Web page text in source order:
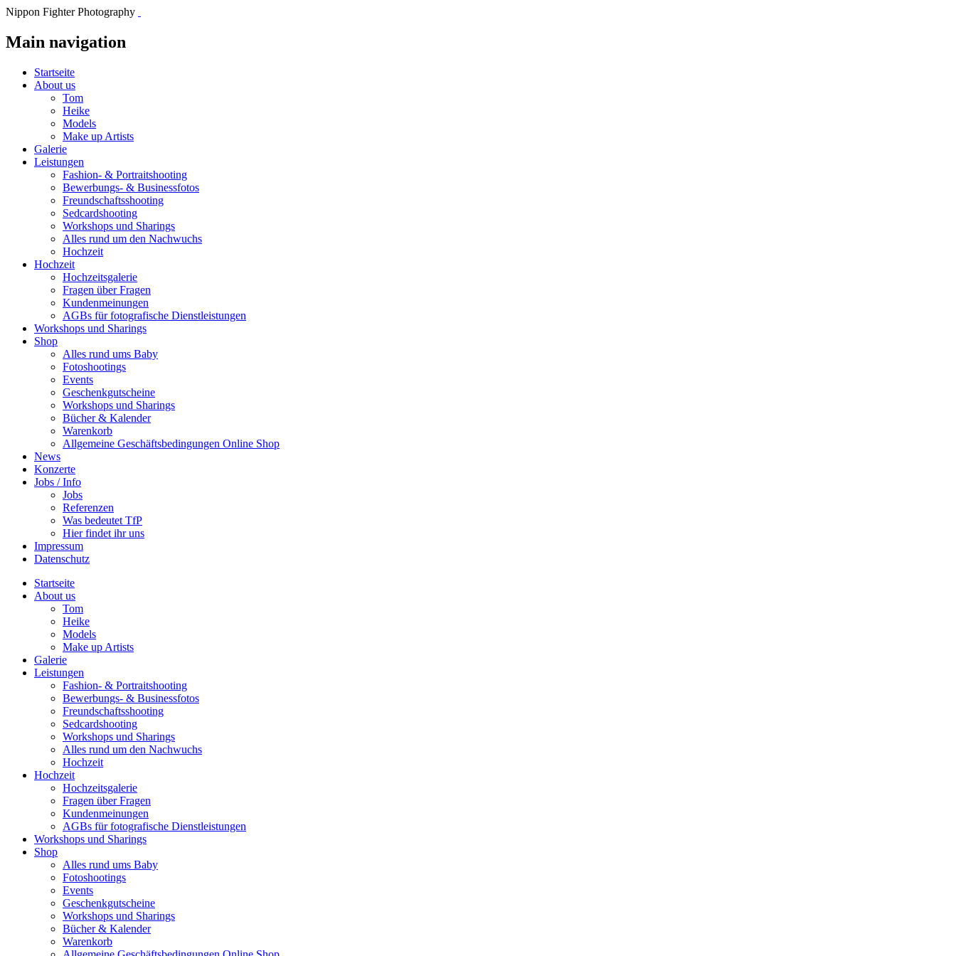
Nippon Fighter Photography
Main navigation
Startseite
About us
Tom
Heike
Models
Make up Artists
Galerie
Leistungen
Fashion- & Portraitshooting
Bewerbungs- & Businessfotos
Freundschaftsshooting
Sedcardshooting
Workshops und Sharings
Alles rund um den Nachwuchs
Hochzeit
Hochzeit
Hochzeitsgalerie
Fragen über Fragen
Kundenmeinungen
AGBs für fotografische Dienstleistungen
Workshops und Sharings
Shop
Alles rund ums Baby
Fotoshootings
Events
Geschenkgutscheine
Workshops und Sharings
Bücher & Kalender
Warenkorb
Allgemeine Geschäftsbedingungen Online Shop
News
Konzerte
Jobs / Info
Jobs
Referenzen
Was bedeutet TfP
Hier findet ihr uns
Impressum
Datenschutz
Startseite
About us
Tom
Heike
Models
Make up Artists
Galerie
Leistungen
Fashion- & Portraitshooting
Bewerbungs- & Businessfotos
Freundschaftsshooting
Sedcardshooting
Workshops und Sharings
Alles rund um den Nachwuchs
Hochzeit
Hochzeit
Hochzeitsgalerie
Fragen über Fragen
Kundenmeinungen
AGBs für fotografische Dienstleistungen
Workshops und Sharings
Shop
Alles rund ums Baby
Fotoshootings
Events
Geschenkgutscheine
Workshops und Sharings
Bücher & Kalender
Warenkorb